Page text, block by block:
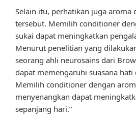
Selain itu, perhatikan juga aroma
tersebut. Memilih conditioner
sukai dapat meningkatkan
Menurut penelitian yang
seorang ahli neurosains dari
dapat memengaruhi suasana hati
Memilih conditioner dengan
menyenangkan dapat
sepanjang hari.”